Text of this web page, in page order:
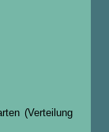
(Verteilung